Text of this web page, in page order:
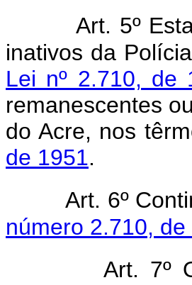
Art. 5º
inativos da
Lei nº 2.710, de
remanescentes
do Acre, nos
de 1951.
Art. 6º
número 2.710,
Art. 7º